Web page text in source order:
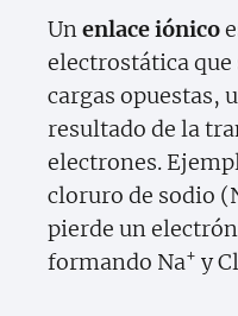
Unenlace iónico
electrostática
cargas opuestas,
resultado de la
electrones.
cloruro de sodio
pierde un
formando Na+ y Cl